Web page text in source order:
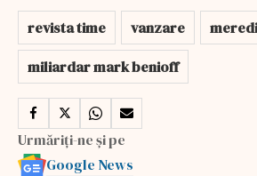
revista time vanzare
miliardar mark benioff
Urmăriți-ne și pe
Google News